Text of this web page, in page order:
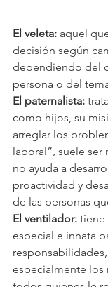
El veleta: aquel
decisión según
dependiendo del
persona o del
El paternalista:
como hijos, su
arreglar los
laboral”, suele
no ayuda a
proactividad y
de las personas
El ventilador: tiene
especial e innata
especialmente los